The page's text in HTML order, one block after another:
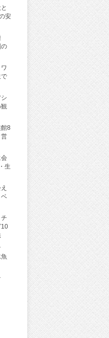
安
8
生
10